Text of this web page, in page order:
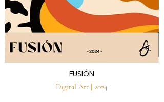
FUSIÓN
Digital Art | 2024